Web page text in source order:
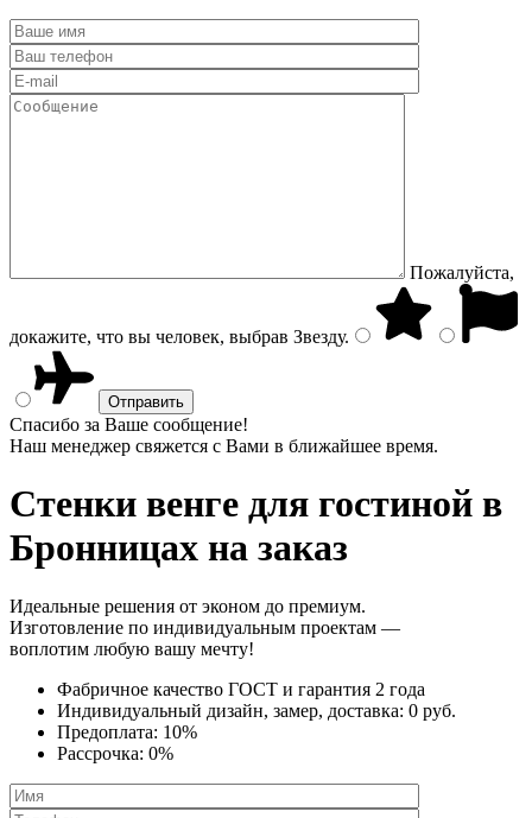
Пожалуйста,
докажите, что вы человек, выбрав Звезду.
Спасибо за Ваше сообщение!
Наш менеджер свяжется с Вами в ближайшее время.
Стенки венге для гостиной в
Бронницах на заказ
Идеальные решения от эконом до премиум.
Изготовление по индивидуальным проектам —
воплотим любую вашу мечту!
Фабричное качество ГОСТ и гарантия 2 года
Индивидуальный дизайн, замер, доставка: 0 руб.
Предоплата: 10%
Рассрочка: 0%